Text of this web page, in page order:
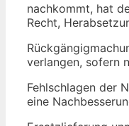
nachkommt, hat
Recht,
verlangen, sofern
Fehlschlagen der
eine